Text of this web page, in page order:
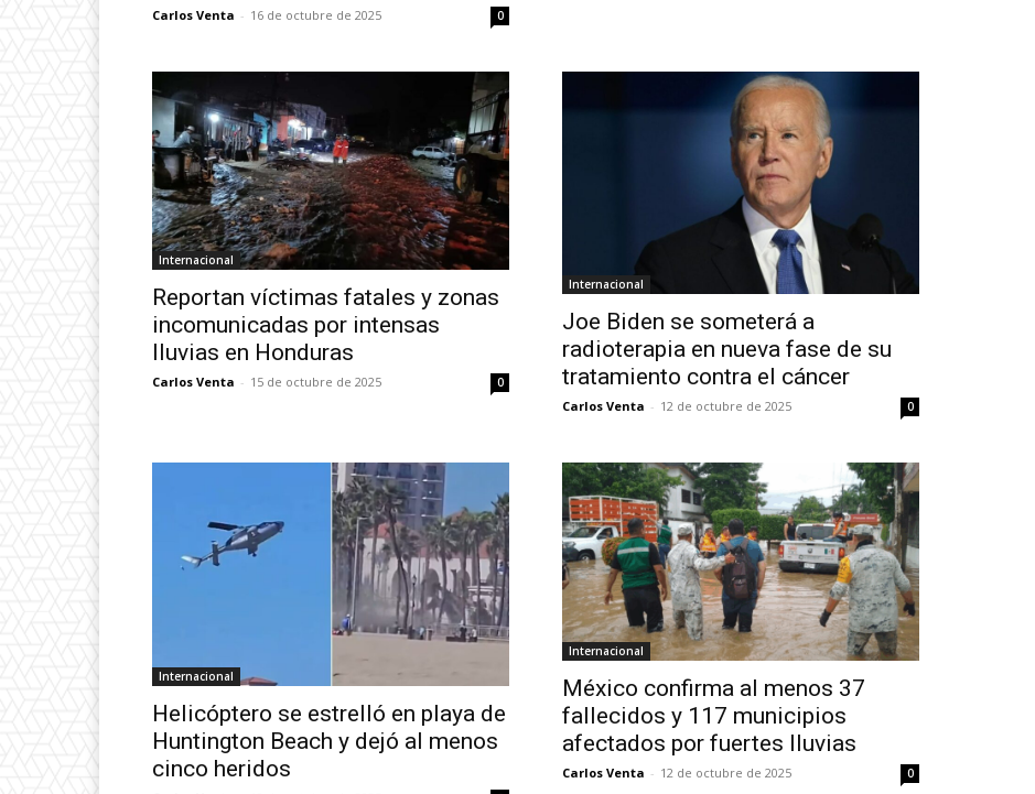
Carlos Venta - 16 de octubre de 2025 0
Internacional
Reportan víctimas fatales y zonas
incomunicadas por intensas
lluvias en Honduras
Carlos Venta - 15 de octubre de 2025 0
Internacional
Joe Biden se someterá a
radioterapia en nueva fase de su
tratamiento contra el cáncer
Carlos Venta - 12 de octubre de 2025 0
Internacional
Helicóptero se estrelló en playa de
Huntington Beach y dejó al menos
cinco heridos
Internacional
México confirma al menos 37
fallecidos y 117 municipios
afectados por fuertes lluvias
Carlos Venta - 12 de octubre de 2025 0